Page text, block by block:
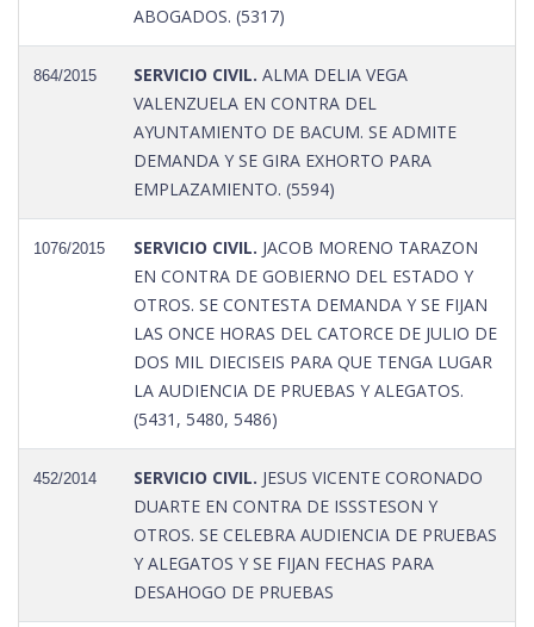
ABOGADOS. (5317)
864/2015 SERVICIO CIVIL. ALMA DELIA VEGA
VALENZUELA EN CONTRA DEL
AYUNTAMIENTO DE BACUM. SE ADMITE
DEMANDA Y SE GIRA EXHORTO PARA
EMPLAZAMIENTO. (5594)
1076/2015 SERVICIO CIVIL. JACOB MORENO TARAZON
EN CONTRA DE GOBIERNO DEL ESTADO Y
OTROS. SE CONTESTA DEMANDA Y SE FIJAN
LAS ONCE HORAS DEL CATORCE DE JULIO DE
DOS MIL DIECISEIS PARA QUE TENGA LUGAR
LA AUDIENCIA DE PRUEBAS Y ALEGATOS.
(5431, 5480, 5486)
452/2014 SERVICIO CIVIL. JESUS VICENTE CORONADO
DUARTE EN CONTRA DE ISSSTESON Y
OTROS. SE CELEBRA AUDIENCIA DE PRUEBAS
Y ALEGATOS Y SE FIJAN FECHAS PARA
DESAHOGO DE PRUEBAS